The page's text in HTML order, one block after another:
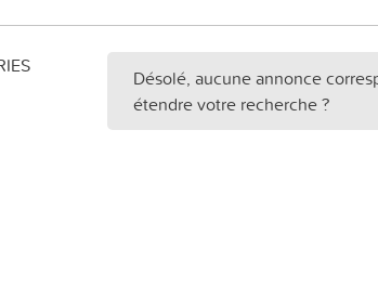
Désolé, aucune annonce
étendre votre recherche ?